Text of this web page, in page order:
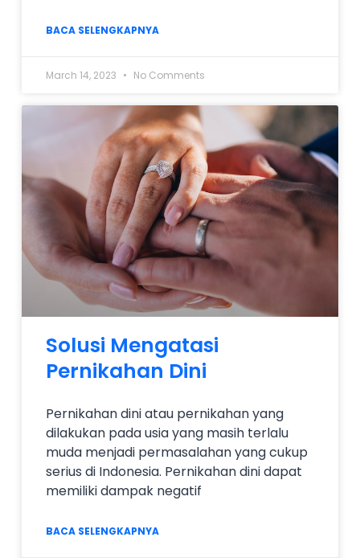
BACA SELENGKAPNYA
March 14, 2023 No Comments
Solusi Mengatasi
Pernikahan Dini
Pernikahan dini atau pernikahan yang
dilakukan pada usia yang masih terlalu
muda menjadi permasalahan yang cukup
serius di Indonesia. Pernikahan dini dapat
memiliki dampak negatif
BACA SELENGKAPNYA